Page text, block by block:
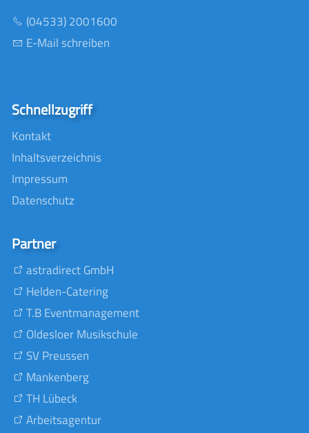
(04533) 2001600
E-Mail schreiben
Schnellzugriff
Kontakt
Inhaltsverzeichnis
Impressum
Datenschutz
Partner
astradirect GmbH
Helden-Catering
T.B Eventmanagement
Oldesloer Musikschule
SV Preussen
Mankenberg
TH Lübeck
Arbeitsagentur